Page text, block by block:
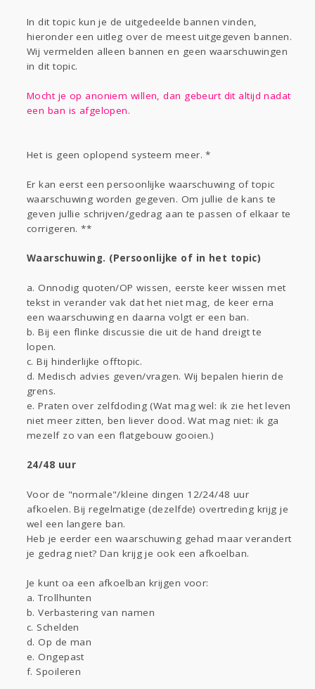
In dit topic kun je de uitgedeelde bannen vinden,
hieronder een uitleg over de meest uitgegeven bannen.
Wij vermelden alleen bannen en geen waarschuwingen
in dit topic.
Mocht je op anoniem willen, dan gebeurt dit altijd nadat
een ban is afgelopen.
Het is geen oplopend systeem meer. *
Er kan eerst een persoonlijke waarschuwing of topic
waarschuwing worden gegeven. Om jullie de kans te
geven jullie schrijven/gedrag aan te passen of elkaar te
corrigeren. **
Waarschuwing. (Persoonlijke of in het topic)
a. Onnodig quoten/OP wissen, eerste keer wissen met
tekst in verander vak dat het niet mag, de keer erna
een waarschuwing en daarna volgt er een ban.
b. Bij een flinke discussie die uit de hand dreigt te
lopen.
c. Bij hinderlijke offtopic.
d. Medisch advies geven/vragen. Wij bepalen hierin de
grens.
e. Praten over zelfdoding (Wat mag wel: ik zie het leven
niet meer zitten, ben liever dood. Wat mag niet: ik ga
mezelf zo van een flatgebouw gooien.)
24/48 uur
Voor de "normale"/kleine dingen 12/24/48 uur
afkoelen. Bij regelmatige (dezelfde) overtreding krijg je
wel een langere ban.
Heb je eerder een waarschuwing gehad maar verandert
je gedrag niet? Dan krijg je ook een afkoelban.
Je kunt oa een afkoelban krijgen voor:
a. Trollhunten
b. Verbastering van namen
c. Schelden
d. Op de man
e. Ongepast
f. Spoileren